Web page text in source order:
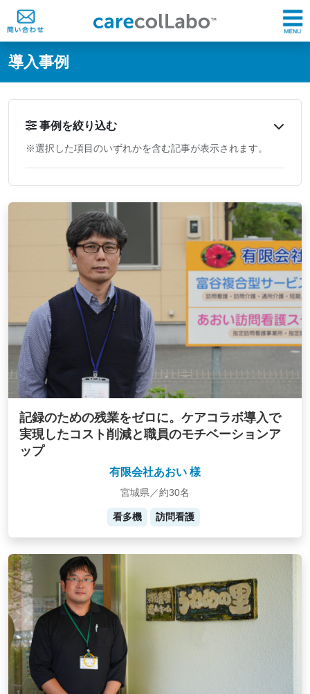
@ -0,0 +1,60 @@
導入事例
事例を絞り込む
※選択した項目のいずれかを含む記事が表示されます。
記録のための残業をゼロに。ケアコラボ導入で
実現したコスト削減と職員のモチベーションア
ップ
有限会社あおい 様
宮城県／約30名
看多機 訪問看護